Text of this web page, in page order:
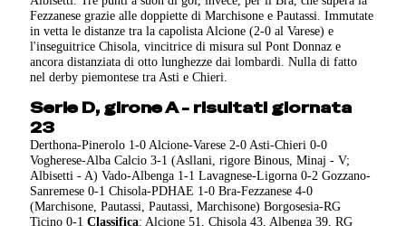
Fezzanese grazie alle doppiette di Marchisone e Pautassi. Immutate
in vetta le distanze tra la capolista Alcione (2-0 al Varese) e
l'inseguitrice Chisola, vincitrice di misura sul Pont Donnaz e
ancora distanziata di otto lunghezze dai lombardi. Nulla di fatto
nel derby piemontese tra Asti e Chieri.
Serie D, girone A - risultati giornata
23
Derthona-Pinerolo 1-0 Alcione-Varese 2-0 Asti-Chieri 0-0
Vogherese-Alba Calcio 3-1 (Asllani, rigore Binous, Minaj - V;
Albisetti - A) Vado-Albenga 1-1 Lavagnese-Ligorna 0-2 Gozzano-
Sanremese 0-1 Chisola-PDHAE 1-0 Bra-Fezzanese 4-0
(Marchisone, Pautassi, Pautassi, Marchisone) Borgosesia-RG
Ticino 0-1Classifica: Alcione 51, Chisola 43, Albenga 39, RG